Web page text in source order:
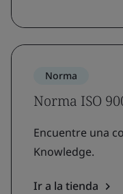
Norma
Norma ISO
Encuentre una
Knowledge.
Ir a la tienda